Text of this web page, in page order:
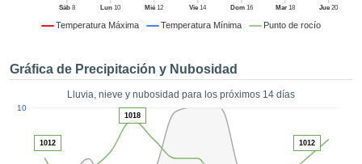
nuestra
CONTINUAR
Temperatura Máxima Temperatura Mínima Punto de rocío
Sáb8 Lun 10 Mié 12 Vie 14 Dom16 Mar18 Jue 20
Gráfica de Precipitación y Nubosidad
Lluvia, nieve y nubosidad para los próximos 14 días
10
1012
1018
1012